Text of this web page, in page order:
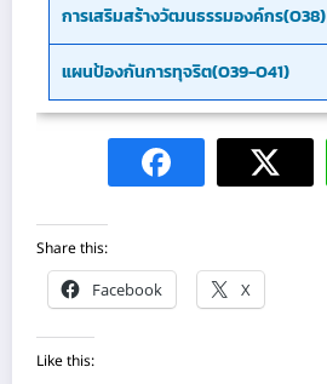
การเสริมสร้างวัฒนธรรมองค์กร(O38)
แผนป้องกันการทุจริต(O39-O41)
Share this:
Facebook
X
Like this: